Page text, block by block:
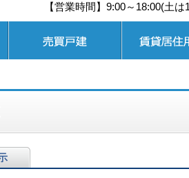
【営業時間】9:00～18:00(土